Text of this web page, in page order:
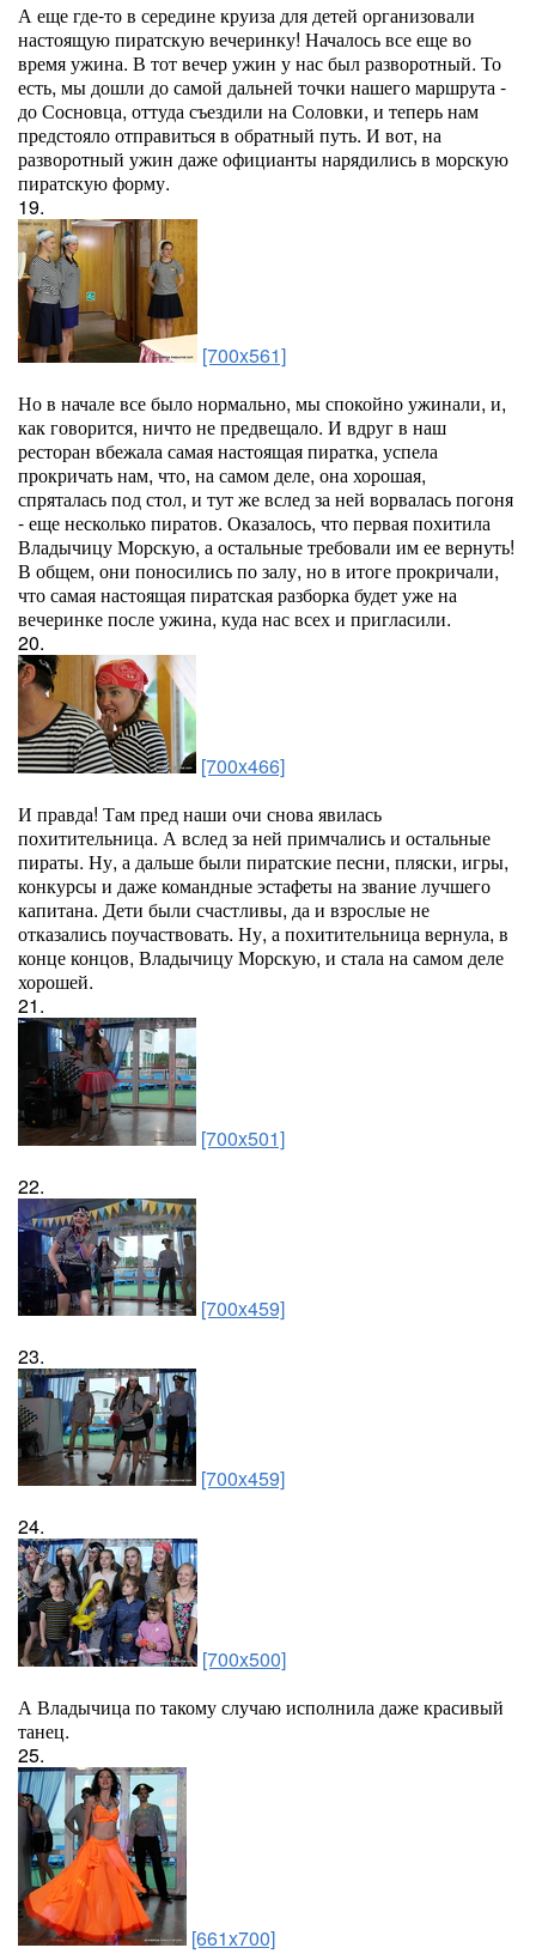
А еще где-то в середине круиза для детей организовали
настоящую пиратскую вечеринку! Началось все еще во
время ужина. В тот вечер ужин у нас был разворотный. То
есть, мы дошли до самой дальней точки нашего маршрута -
до Сосновца, оттуда съездили на Соловки, и теперь нам
предстояло отправиться в обратный путь. И вот, на
разворотный ужин даже официанты нарядились в морскую
пиратскую форму.
19.
[700x561]
Но в начале все было нормально, мы спокойно ужинали, и,
как говорится, ничто не предвещало. И вдруг в наш
ресторан вбежала самая настоящая пиратка, успела
прокричать нам, что, на самом деле, она хорошая,
спряталась под стол, и тут же вслед за ней ворвалась погоня
- еще несколько пиратов. Оказалось, что первая похитила
Владычицу Морскую, а остальные требовали им ее вернуть!
В общем, они поносились по залу, но в итоге прокричали,
что самая настоящая пиратская разборка будет уже на
вечеринке после ужина, куда нас всех и пригласили.
20.
[700x466]
И правда! Там пред наши очи снова явилась
похитительница. А вслед за ней примчались и остальные
пираты. Ну, а дальше были пиратские песни, пляски, игры,
конкурсы и даже командные эстафеты на звание лучшего
капитана. Дети были счастливы, да и взрослые не
отказались поучаствовать. Ну, а похитительница вернула, в
конце концов, Владычицу Морскую, и стала на самом деле
хорошей.
21.
[700x501]
22.
[700x459]
23.
[700x459]
24.
[700x500]
А Владычица по такому случаю исполнила даже красивый
танец.
25.
[661x700]